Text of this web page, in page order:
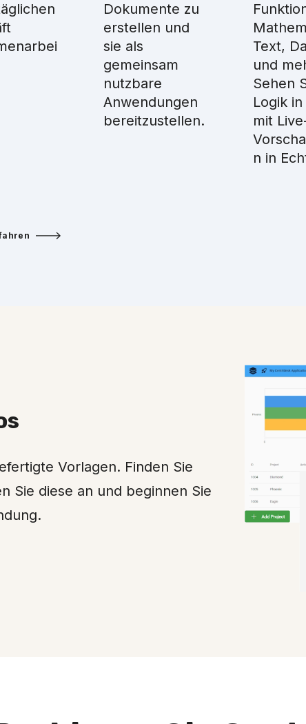
Dokumente zu
erstellen und
sie als
gemeinsam
nutzbare
Anwendungen
bereitzustellen.
Text,
und
Sehen
Logik
mit
n in
Vorlagen. Finden Sie
Sie diese an und beginnen Sie